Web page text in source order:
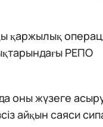
қаржылық
РЕПО
оны жүзеге
айқын саяси